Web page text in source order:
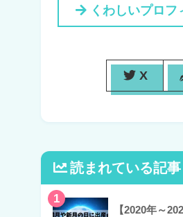
くわしいプロフ
X
読まれている記事
1
【2020年～